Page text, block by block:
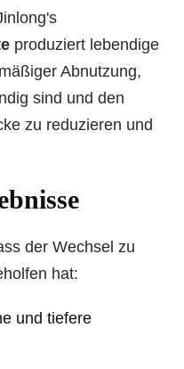
produziert lebendige
Abnutzung,
sind und den
zu reduzieren und
der Wechsel zu
hat:
und tiefere